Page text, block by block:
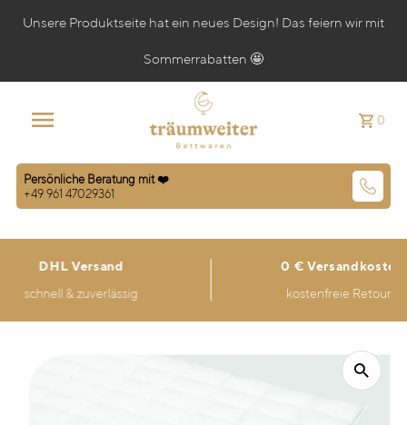
Unsere Produktseite hat ein neues Design! Das feiern wir mit
Sommerrabatten 🤩
Persönliche Beratung mit ❤️
+49 961 47029361
0
DHL Versand
schnell & zuverlässig
0 € Versandkosten
kostenfreie Retoure